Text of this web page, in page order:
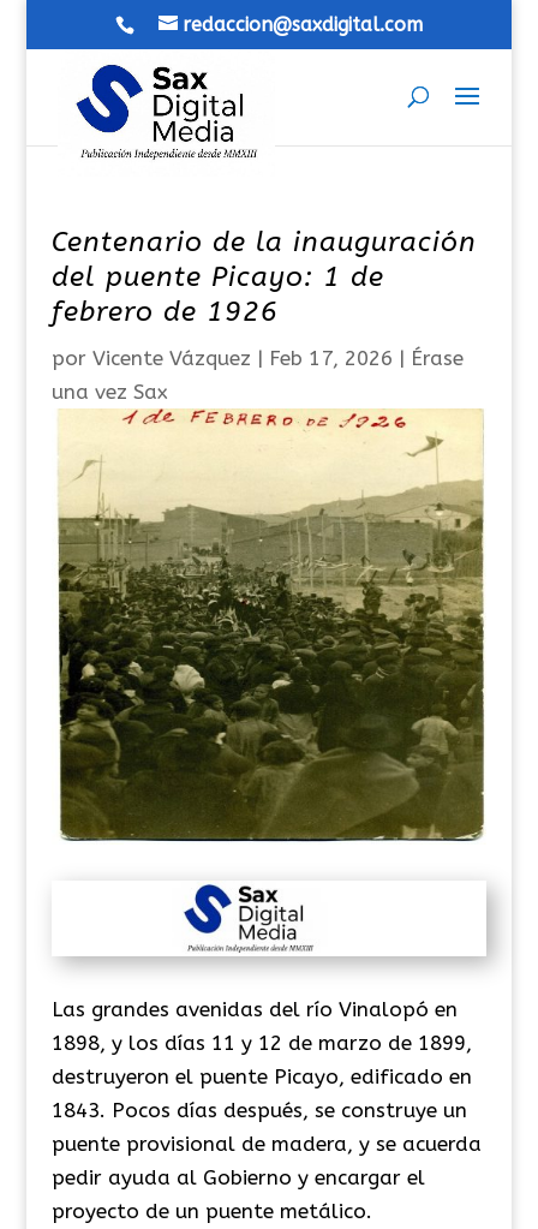
redaccion@saxdigital.com
Centenario de la inauguración
del puente Picayo: 1 de
febrero de 1926
por Vicente Vázquez | Feb 17, 2026 | Érase
una vez Sax
Las grandes avenidas del río Vinalopó en
1898, y los días 11 y 12 de marzo de 1899,
destruyeron el puente Picayo, edificado en
1843. Pocos días después, se construye un
puente provisional de madera, y se acuerda
pedir ayuda al Gobierno y encargar el
proyecto de un puente metálico.